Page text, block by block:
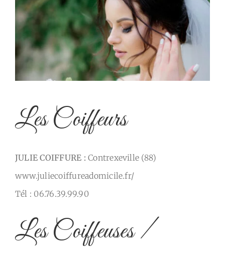
Les Coiffeurs
JULIE COIFFURE :Contrexeville (88)
www.juliecoiffureadomicile.fr/
Tél : 06.76.39.99.90
Les Coiffeuses /